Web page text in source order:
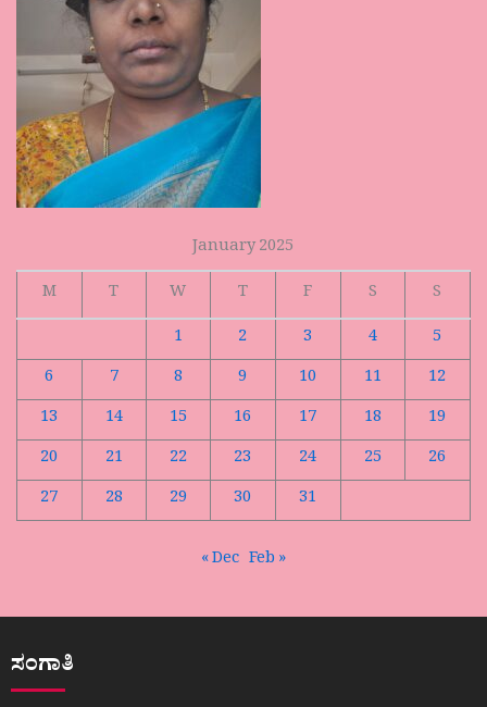
January 2025
M
T W T F S
S
1
2 3 4
5
6
7 8 9 10 11
12
13
14 15 16 17 18
19
20
21 22 23 24 25
26
27
28 29 30 31
« Dec Feb »
ಸಂಗಾತಿ